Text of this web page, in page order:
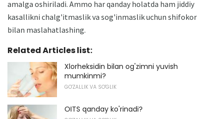
amalga oshiriladi. Ammo har qanday holatda ham jiddiy
kasallikni chalg'itmaslik va sog'inmaslik uchun shifokor
bilan maslahatlashing.
Related Articles list:
Xlorheksidin bilan og'zimni yuvish
mumkinmi?
GO'ZALLIK VA SO'GLIK
OITS qanday ko'rinadi?